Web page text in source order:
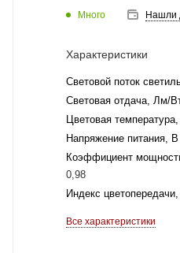
Много Нашли
Характеристики
Световой поток
Световая отдача, Лм/
Цветовая
Напряжение питания, В
Коэффициент
0,98
Индекс цветопередачи,
Все характеристики